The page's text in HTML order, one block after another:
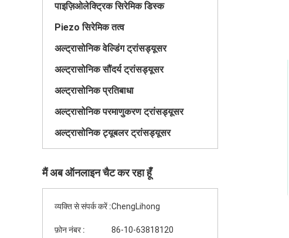
पाइज़िओलेक्ट्रिक सिरेमिक डिस्क
Piezo सिरेमिक तत्व
अल्ट्रासोनिक वेल्डिंग ट्रांसड्यूसर
अल्ट्रासोनिक सौंदर्य ट्रांसड्यूसर
अल्ट्रासोनिक प्रतिबाधा
अल्ट्रासोनिक परमाणुकरण ट्रांसड्यूसर
अल्ट्रासोनिक ट्यूबलर ट्रांसड्यूसर
मैं अब ऑनलाइन चैट कर रहा हूँ
व्यक्ति से संपर्क करें :ChengLihong
फ़ोन नंबर : 86-10-63818120